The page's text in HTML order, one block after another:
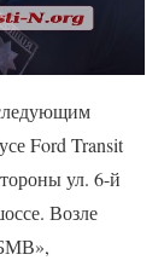
Ford Transit
ул. 6-й
Возле